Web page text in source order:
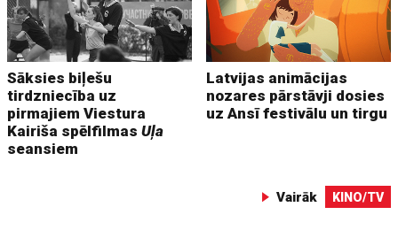
Sāksies biļešu
tirdzniecība uz
pirmajiem Viestura
Kairiša spēlfilmasUļa
seansiem
Latvijas animācijas
nozares pārstāvji dosies
uz Ansī festivālu un tirgu
Vairāk KINO/TV